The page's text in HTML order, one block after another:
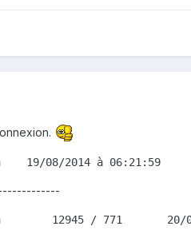
19/08/2014 à 06:21:59
12945 / 771